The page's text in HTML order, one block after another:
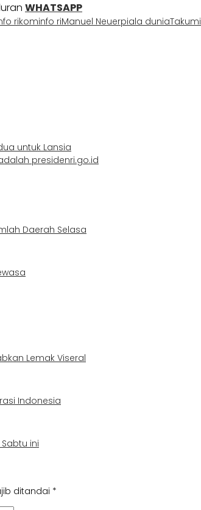
WHATSAPP
rikominfo riManuel Neuerpiala dunia
untuk Lansia
presidenri.go.id
Daerah Selasa
Lemak Viseral
Indonesia
ini
ditandai *